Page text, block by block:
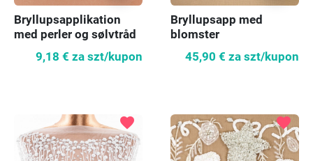
Bryllupsapplikation
med perler og sølvtråd
9,18 € za szt/kupon
Bryllupsapp med
blomster
45,90 € za szt/kupon
favorite favorite